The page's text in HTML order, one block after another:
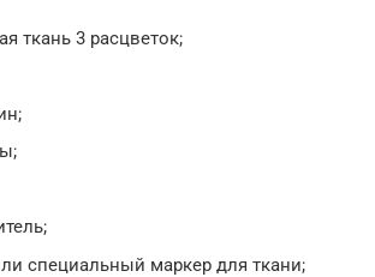
ткань 3 расцветок;
специальный маркер для ткани;